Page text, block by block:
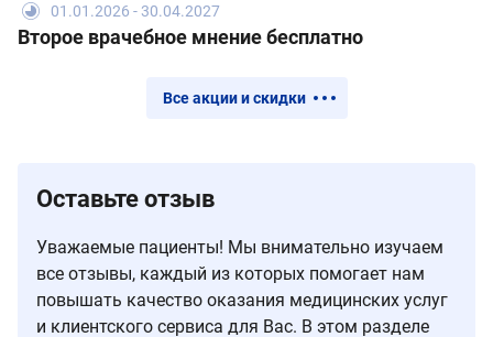
01.01.2026 - 30.04.2027
Второе врачебное мнение бесплатно
Все акции и скидки
Оставьте отзыв
Уважаемые пациенты! Мы внимательно изучаем
все отзывы, каждый из которых помогает нам
повышать качество оказания медицинских услуг
и клиентского сервиса для Вас. В этом разделе